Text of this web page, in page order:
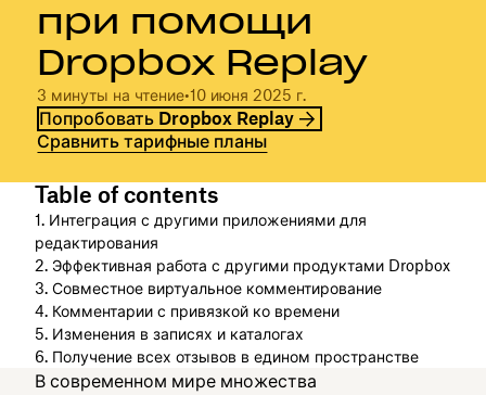
при помощи
Dropbox Replay
3 минуты на чтение•10 июня 2025 г.
Попробовать Dropbox Replay
Сравнить тарифные планы
Table of contents
1. Интеграция с другими приложениями для
редактирования
2. Эффективная работа с другими продуктами Dropbox
3. Совместное виртуальное комментирование
4. Комментарии с привязкой ко времени
5. Изменения в записях и каталогах
6. Получение всех отзывов в едином пространстве
В современном мире множества